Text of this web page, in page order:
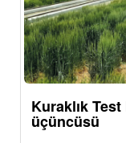
Kuraklık
üçüncüsü